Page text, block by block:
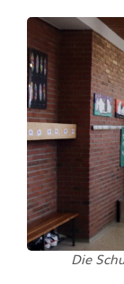
G
r
o
ß
ü
b
u
Die